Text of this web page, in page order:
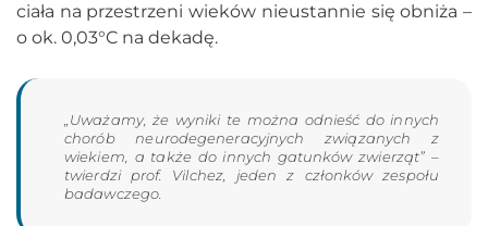
ciała na przestrzeni wieków nieustannie się obniża –
o ok. 0,03°C na dekadę.
„Uważamy, że wyniki te można odnieść do innych
chorób neurodegeneracyjnych związanych z
wiekiem, a także do innych gatunków zwierząt” –
twierdzi prof. Vilchez, jeden z członków zespołu
badawczego.